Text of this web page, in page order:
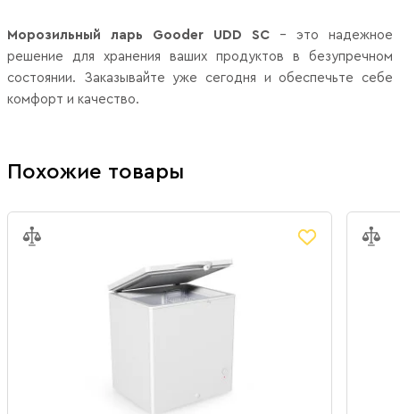
Морозильный ларь Gooder UDD SC - это надежное
решение для хранения ваших продуктов в безупречном
состоянии. Заказывайте уже сегодня и обеспечьте себе
комфорт и качество.
Похожие товары